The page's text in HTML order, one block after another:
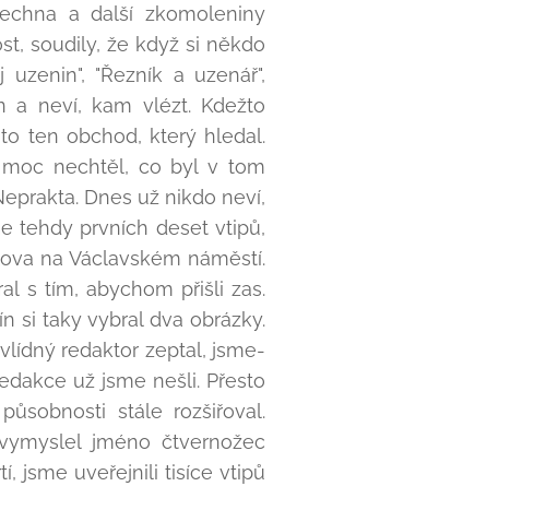
a další zkomoleniny
soudily, že když si někdo
"Řezník a uzenář",
a neví, kam vlézt. Kdežto
ten obchod, který hledal.
nechtěl, co byl v tom
Dnes už nikdo neví,
tehdy prvních deset vtipů,
na Václavském náměstí.
s tím, abychom přišli zas.
si taky vybral dva obrázky.
redaktor zeptal, jsme-
už jsme nešli. Přesto
stále rozšiřoval.
jméno čtvernožec
jsme uveřejnili tisíce vtipů